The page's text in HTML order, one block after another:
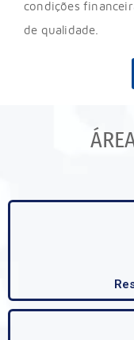
condições
de qualidade.